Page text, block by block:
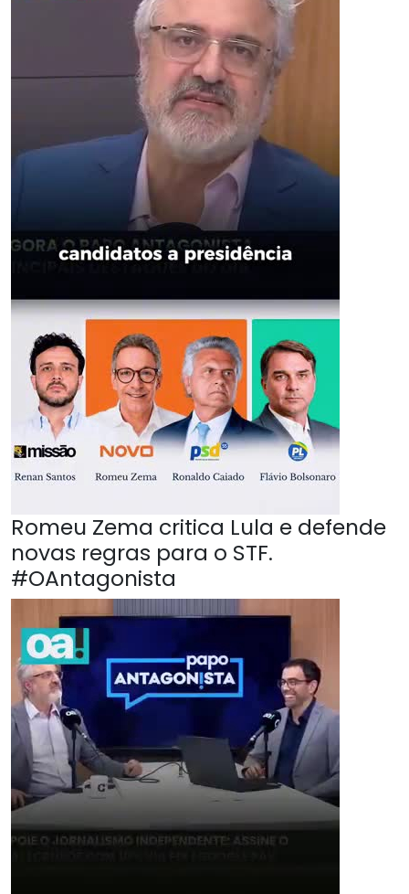
Romeu Zema critica Lula e defende
novas regras para o STF.
#OAntagonista